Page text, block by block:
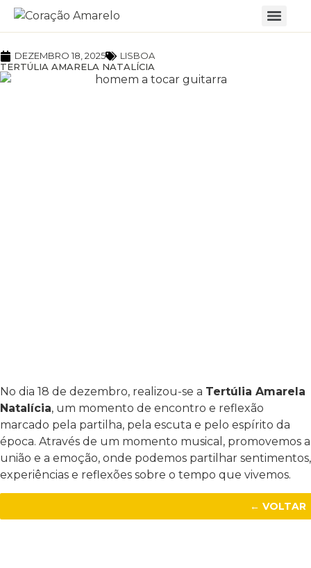
DEZEMBRO 18, 2025
LISBOA
TERTÚLIA AMARELA NATALÍCIA
No dia 18 de dezembro, realizou-se a Tertúlia Amarela
Natalícia, um momento de encontro e reflexão
marcado pela partilha, pela escuta e pelo espírito da
época. Através de um momento musical, promovemos a
união e a emoção, onde podemos partilhar sentimentos,
experiências e reflexões sobre o tempo que vivemos.
← VOLTAR